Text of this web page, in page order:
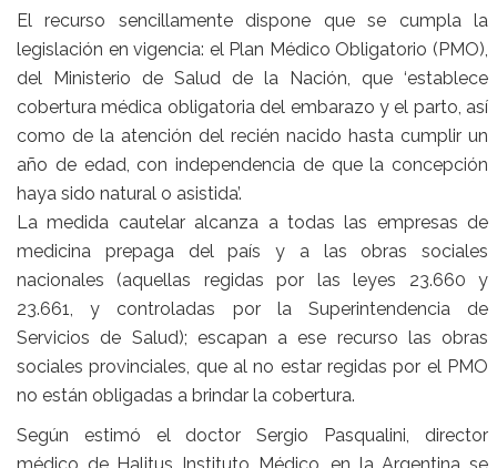
El recurso sencillamente dispone que se cumpla la
legislación en vigencia: el Plan Médico Obligatorio (PMO),
del Ministerio de Salud de la Nación, que ‘establece
cobertura médica obligatoria del embarazo y el parto, así
como de la atención del recién nacido hasta cumplir un
año de edad, con independencia de que la concepción
haya sido natural o asistida’.
La medida cautelar alcanza a todas las empresas de
medicina prepaga del país y a las obras sociales
nacionales (aquellas regidas por las leyes 23.660 y
23.661, y controladas por la Superintendencia de
Servicios de Salud); escapan a ese recurso las obras
sociales provinciales, que al no estar regidas por el PMO
no están obligadas a brindar la cobertura.
Según estimó el doctorSergio Pasqualini, director